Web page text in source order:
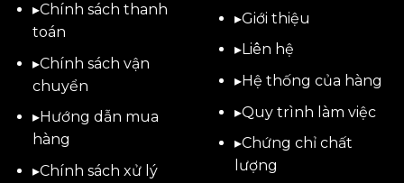
▸Chính sách thanh
toán
▸Chính sách vận
chuyển
▸Hướng dẫn mua
hàng
▸Chính sách xử lý
▸Giới thiệu
▸Liên hệ
▸Hệ thống của hàng
▸Quy trình làm việc
▸Chứng chỉ chất
lượng